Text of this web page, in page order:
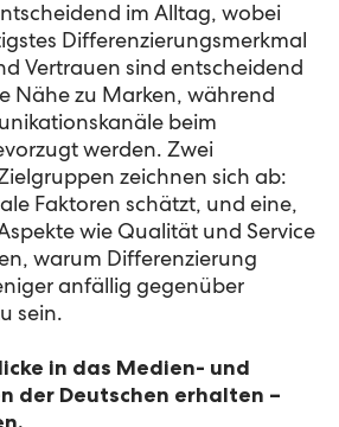
im Alltag, wobei
Differenzierungsmerkmal
Vertrauen sind entscheidend
Nähe zu Marken, während
beim
werden. Zwei
zeichnen sich ab:
Faktoren schätzt, und eine,
wie Qualität und Service
warum Differenzierung
anfällig gegenüber
sein.
in das Medien- und
der Deutschen erhalten –